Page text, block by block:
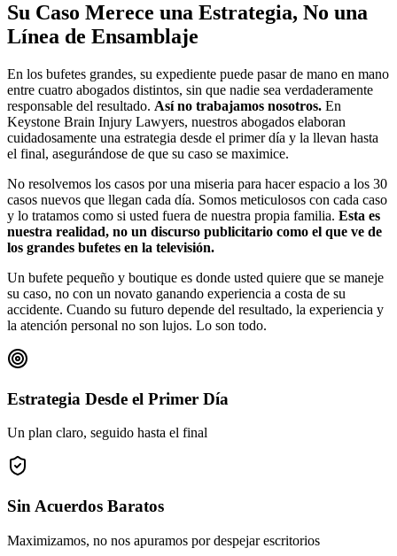
Su Caso Merece una Estrategia, No una
Línea de Ensamblaje
En los bufetes grandes, su expediente puede pasar de mano en mano
entre cuatro abogados distintos, sin que nadie sea verdaderamente
responsable del resultado. Así no trabajamos nosotros. En
Keystone Brain Injury Lawyers, nuestros abogados elaboran
cuidadosamente una estrategia desde el primer día y la llevan hasta
el final, asegurándose de que su caso se maximice.
No resolvemos los casos por una miseria para hacer espacio a los 30
casos nuevos que llegan cada día. Somos meticulosos con cada caso
y lo tratamos como si usted fuera de nuestra propia familia. Esta es
nuestra realidad, no un discurso publicitario como el que ve de
los grandes bufetes en la televisión.
Un bufete pequeño y boutique es donde usted quiere que se maneje
su caso, no con un novato ganando experiencia a costa de su
accidente. Cuando su futuro depende del resultado, la experiencia y
la atención personal no son lujos. Lo son todo.
Estrategia Desde el Primer Día
Un plan claro, seguido hasta el final
Sin Acuerdos Baratos
Maximizamos, no nos apuramos por despejar escritorios